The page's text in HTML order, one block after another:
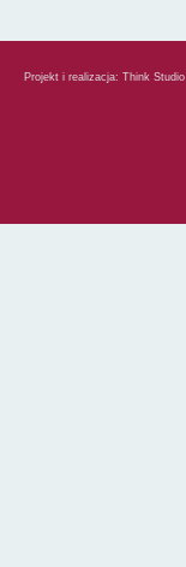
Projekt i realizacja: Think Studio